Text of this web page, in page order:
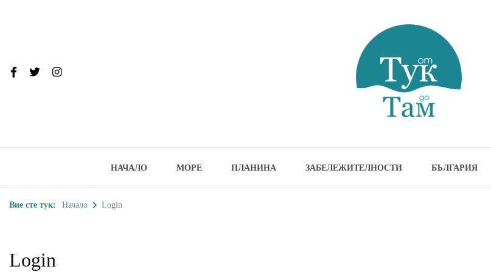
НАЧАЛО МОРЕ ПЛАНИНА ЗАБЕЛЕЖИТЕЛНОСТИ БЪЛГАРИЯ
Вие сте тук: Начало Login
Login